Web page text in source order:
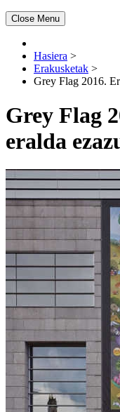
Close Menu
Hasiera >
Erakusketak >
Grey Flag 2016.
Grey Flag
eralda